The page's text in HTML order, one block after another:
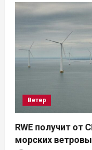
Ветер
RWE получит от
морских